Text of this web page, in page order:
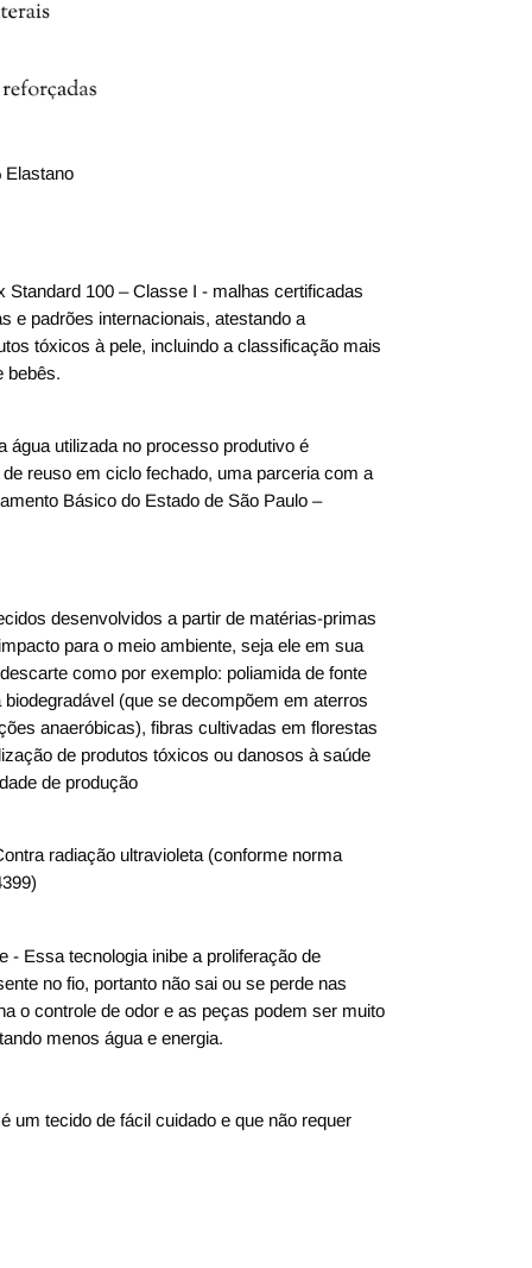
Elastano
Standard 100 – Classe I - malhas certificadas
e padrões internacionais, atestando a
tóxicos à pele, incluindo a classificação mais
bebês.
água utilizada no processo produtivo é
reuso em ciclo fechado, uma parceria com a
Básico do Estado de São Paulo –
desenvolvidos a partir de matérias-primas
para o meio ambiente, seja ele em sua
como por exemplo: poliamida de fonte
(que se decompõem em aterros
anaeróbicas), fibras cultivadas em florestas
de produtos tóxicos ou danosos à saúde
de produção
radiação ultravioleta (conforme norma
- Essa tecnologia inibe a proliferação de
no fio, portanto não sai ou se perde nas
o controle de odor e as peças podem ser muito
menos água e energia.
um tecido de fácil cuidado e que não requer